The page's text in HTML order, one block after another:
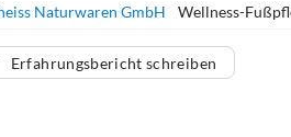
Naturwaren GmbH Wellness-
Erfahrungsbericht schreiben